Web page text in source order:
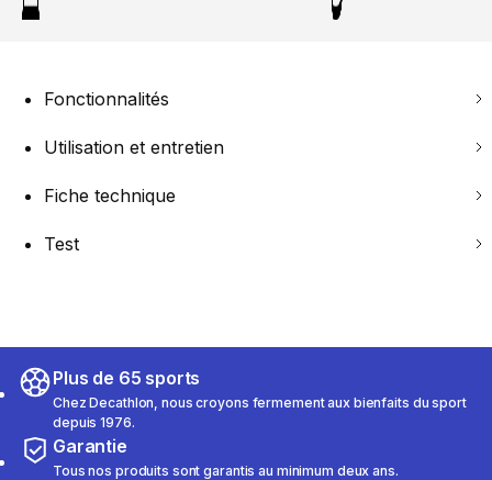
Fonctionnalités
Utilisation et entretien
Fiche technique
Test
Plus de 65 sports
Chez Decathlon, nous croyons fermement aux bienfaits du sport
depuis 1976.
Garantie
Tous nos produits sont garantis au minimum deux ans.